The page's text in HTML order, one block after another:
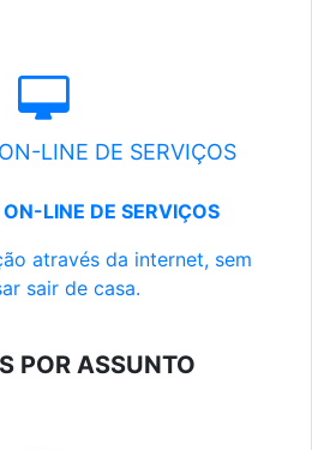
LINE DE SERVIÇOS
LINE DE SERVIÇOS
através da internet, sem
sair de casa.
POR ASSUNTO